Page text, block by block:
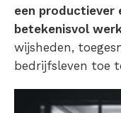
een productiever
betekenisvol
wijsheden,
bedrijfsleven toe